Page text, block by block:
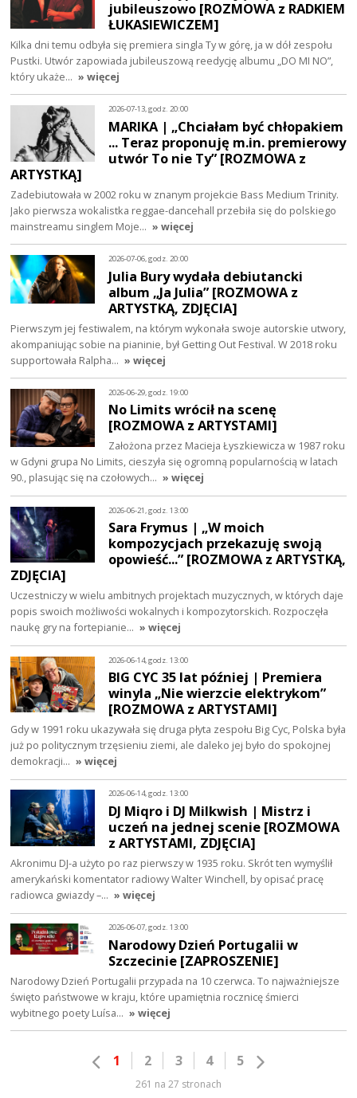
jubileuszowo [ROZMOWA z RADKIEM
ŁUKASIEWICZEM]
Kilka dni temu odbyła się premiera singla Ty w górę, ja w dół zespołu
Pustki. Utwór zapowiada jubileuszową reedycję albumu „DO MI NO”,
który ukaże… » więcej
2026-07-13, godz. 20:00
MARIKA | „Chciałam być chłopakiem
... Teraz proponuję m.in. premierowy
utwór To nie Ty” [ROZMOWA z
ARTYSTKĄ]
Zadebiutowała w 2002 roku w znanym projekcie Bass Medium Trinity.
Jako pierwsza wokalistka reggae-dancehall przebiła się do polskiego
mainstreamu singlem Moje… » więcej
2026-07-06, godz. 20:00
Julia Bury wydała debiutancki
album „Ja Julia” [ROZMOWA z
ARTYSTKĄ, ZDJĘCIA]
Pierwszym jej festiwalem, na którym wykonała swoje autorskie utwory,
akompaniując sobie na pianinie, był Getting Out Festival. W 2018 roku
supportowała Ralpha… » więcej
2026-06-29, godz. 19:00
No Limits wrócił na scenę
[ROZMOWA z ARTYSTAMI]
Założona przez Macieja Łyszkiewicza w 1987 roku
w Gdyni grupa No Limits, cieszyła się ogromną popularnością w latach
90., plasując się na czołowych… » więcej
2026-06-21, godz. 13:00
Sara Frymus | „W moich
kompozycjach przekazuję swoją
opowieść...” [ROZMOWA z ARTYSTKĄ,
ZDJĘCIA]
Uczestniczy w wielu ambitnych projektach muzycznych, w których daje
popis swoich możliwości wokalnych i kompozytorskich. Rozpoczęła
naukę gry na fortepianie… » więcej
2026-06-14, godz. 13:00
BIG CYC 35 lat później | Premiera
winyla „Nie wierzcie elektrykom”
[ROZMOWA z ARTYSTAMI]
Gdy w 1991 roku ukazywała się druga płyta zespołu Big Cyc, Polska była
już po politycznym trzęsieniu ziemi, ale daleko jej było do spokojnej
demokracji… » więcej
2026-06-14, godz. 13:00
DJ Miqro i DJ Milkwish | Mistrz i
uczeń na jednej scenie [ROZMOWA
z ARTYSTAMI, ZDJĘCIA]
Akronimu DJ-a użyto po raz pierwszy w 1935 roku. Skrót ten wymyślił
amerykański komentator radiowy Walter Winchell, by opisać pracę
radiowca gwiazdy –… » więcej
2026-06-07, godz. 13:00
Narodowy Dzień Portugalii w
Szczecinie [ZAPROSZENIE]
Narodowy Dzień Portugalii przypada na 10 czerwca. To najważniejsze
święto państwowe w kraju, które upamiętnia rocznicę śmierci
wybitnego poety Luísa… » więcej
1 2 3 4 5
261 na 27 stronach